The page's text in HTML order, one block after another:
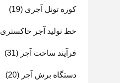
کوره تونل آجری (19)
خط تولید آجر خاکستری
فرآیند ساخت آجر (31)
دستگاه برش آجر (20)